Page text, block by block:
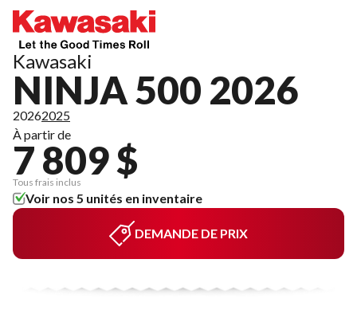
Kawasaki
NINJA 500 2026
20262025
À partir de
7 809 $
Tous frais inclus
Voir nos 5 unités en inventaire
DEMANDE DE PRIX